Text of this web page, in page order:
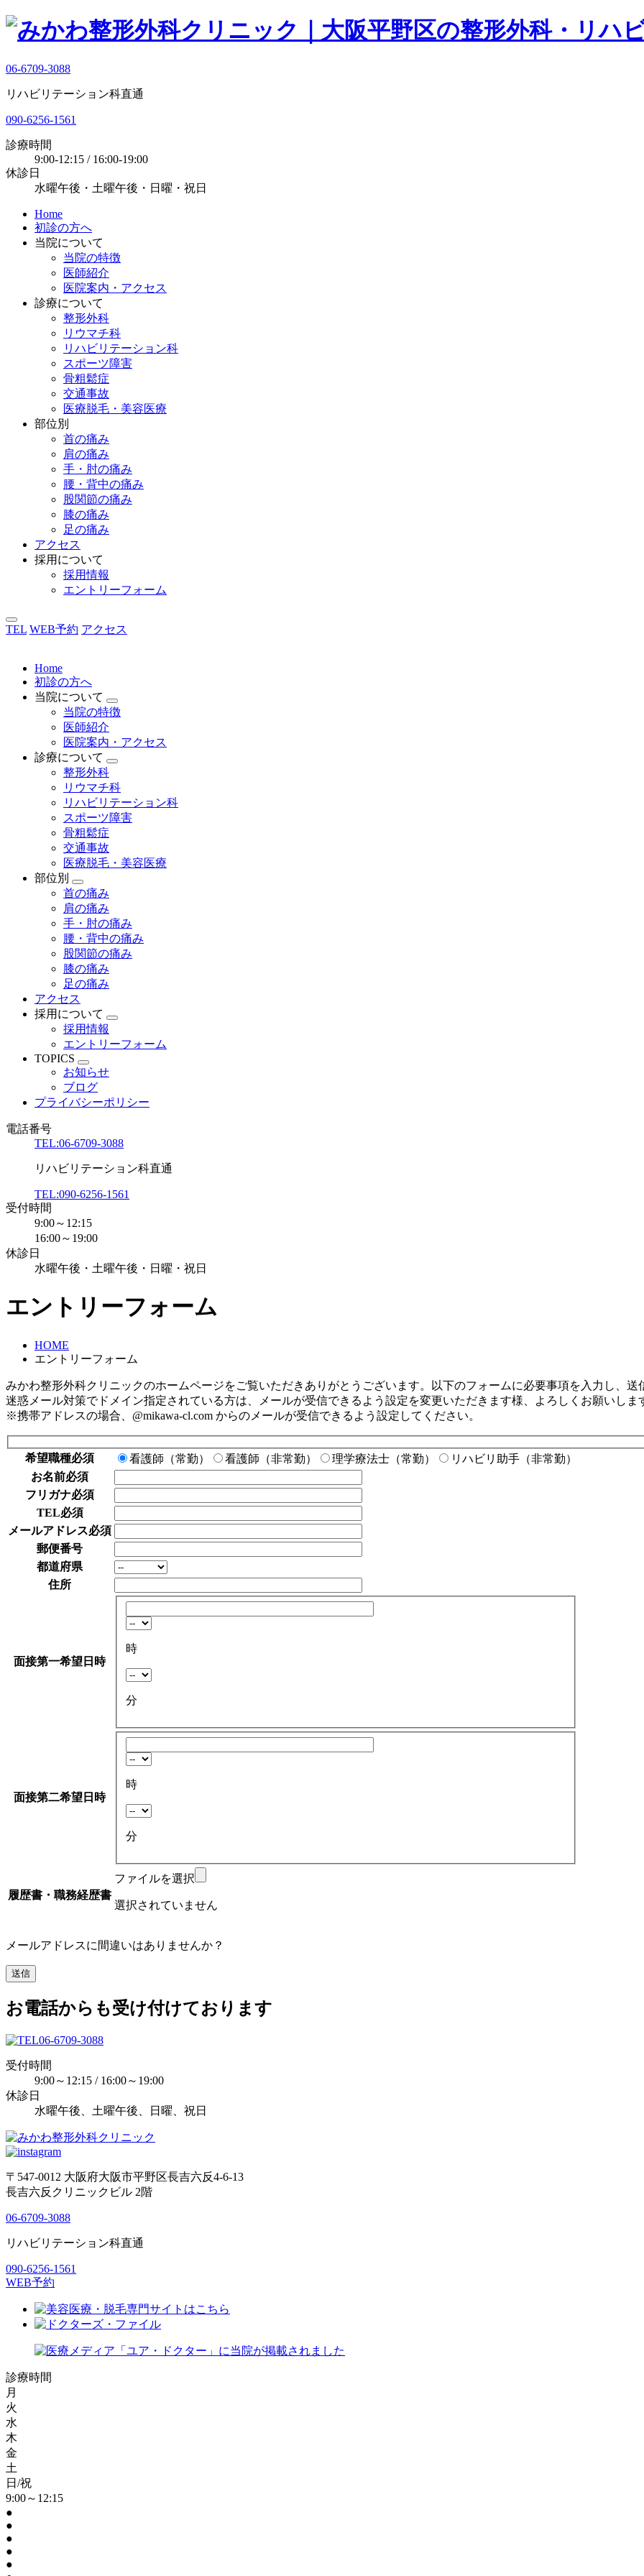
06-6709-3088
リハビリテーション科直通
090-6256-1561
診療時間
9:00-12:15 / 16:00-19:00
休診日
水曜午後・土曜午後・日曜・祝日
Home
初診の方へ
当院について
当院の特徴
医師紹介
医院案内・アクセス
診療について
整形外科
リウマチ科
リハビリテーション科
スポーツ障害
骨粗鬆症
交通事故
医療脱毛・美容医療
部位別
首の痛み
肩の痛み
手・肘の痛み
腰・背中の痛み
股関節の痛み
膝の痛み
足の痛み
アクセス
採用について
採用情報
エントリーフォーム
TEL WEB予約 アクセス
Home
初診の方へ
当院について
当院の特徴
医師紹介
医院案内・アクセス
診療について
整形外科
リウマチ科
リハビリテーション科
スポーツ障害
骨粗鬆症
交通事故
医療脱毛・美容医療
部位別
首の痛み
肩の痛み
手・肘の痛み
腰・背中の痛み
股関節の痛み
膝の痛み
足の痛み
アクセス
採用について
採用情報
エントリーフォーム
TOPICS
お知らせ
ブログ
プライバシーポリシー
電話番号
TEL:06-6709-3088
リハビリテーション科直通
TEL:090-6256-1561
受付時間
9:00～12:15
16:00～19:00
休診日
水曜午後・土曜午後・日曜・祝日
エントリーフォーム
HOME
エントリーフォーム
みかわ整形外科クリニックのホームページをご覧いただきありがとうございます。以下のフォームに必要事項を入力し、送
迷惑メール対策でドメイン指定されている方は、メールが受信できるよう設定を変更いただきます様、よろしくお願いしま
※携帯アドレスの場合、@mikawa-cl.com からのメールが受信できるよう設定してください。
希望職種必須 看護師（常勤） 看護師（非常勤） 理学療法士（常勤）
リハビリ助手（非常勤）
お名前必須
フリガナ必須
TEL必須
メールアドレス必須
郵便番号
都道府県
住所
面接第一希望日時
時
分
面接第二希望日時
時
分
履歴書・職務経歴書
ファイルを選択
選択されていません
メールアドレスに間違いはありませんか？
お電話からも受け付けております
06-6709-3088
受付時間
9:00～12:15 / 16:00～19:00
休診日
水曜午後、土曜午後、日曜、祝日
〒547-0012 大阪府大阪市平野区長吉六反4-6-13
長吉六反クリニックビル 2階
06-6709-3088
リハビリテーション科直通
090-6256-1561
WEB予約
診療時間
月
火
水
木
金
土
日/祝
9:00～12:15
●
●
●
●
●